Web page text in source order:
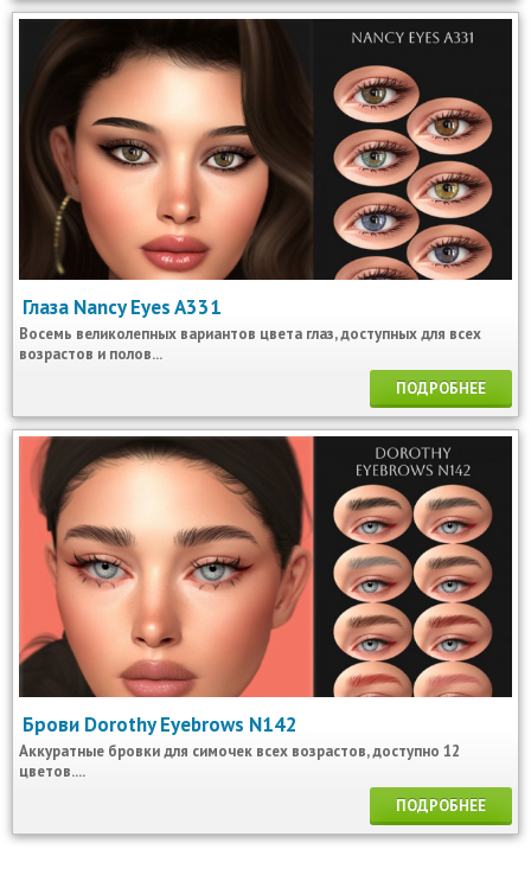
Глаза Nancy Eyes A331
Восемь великолепных вариантов цвета глаз, доступных для всех
возрастов и полов...
ПОДРОБНЕЕ
Брови Dorothy Eyebrows N142
Аккуратные бровки для симочек всех возрастов, доступно 12
цветов....
ПОДРОБНЕЕ